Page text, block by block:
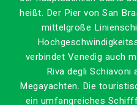
heißt. Der Pier von San
mittelgroße
verbindet Venedig auch
Riva degli Schiavoni
Megayachten. Die
ein umfangreiches